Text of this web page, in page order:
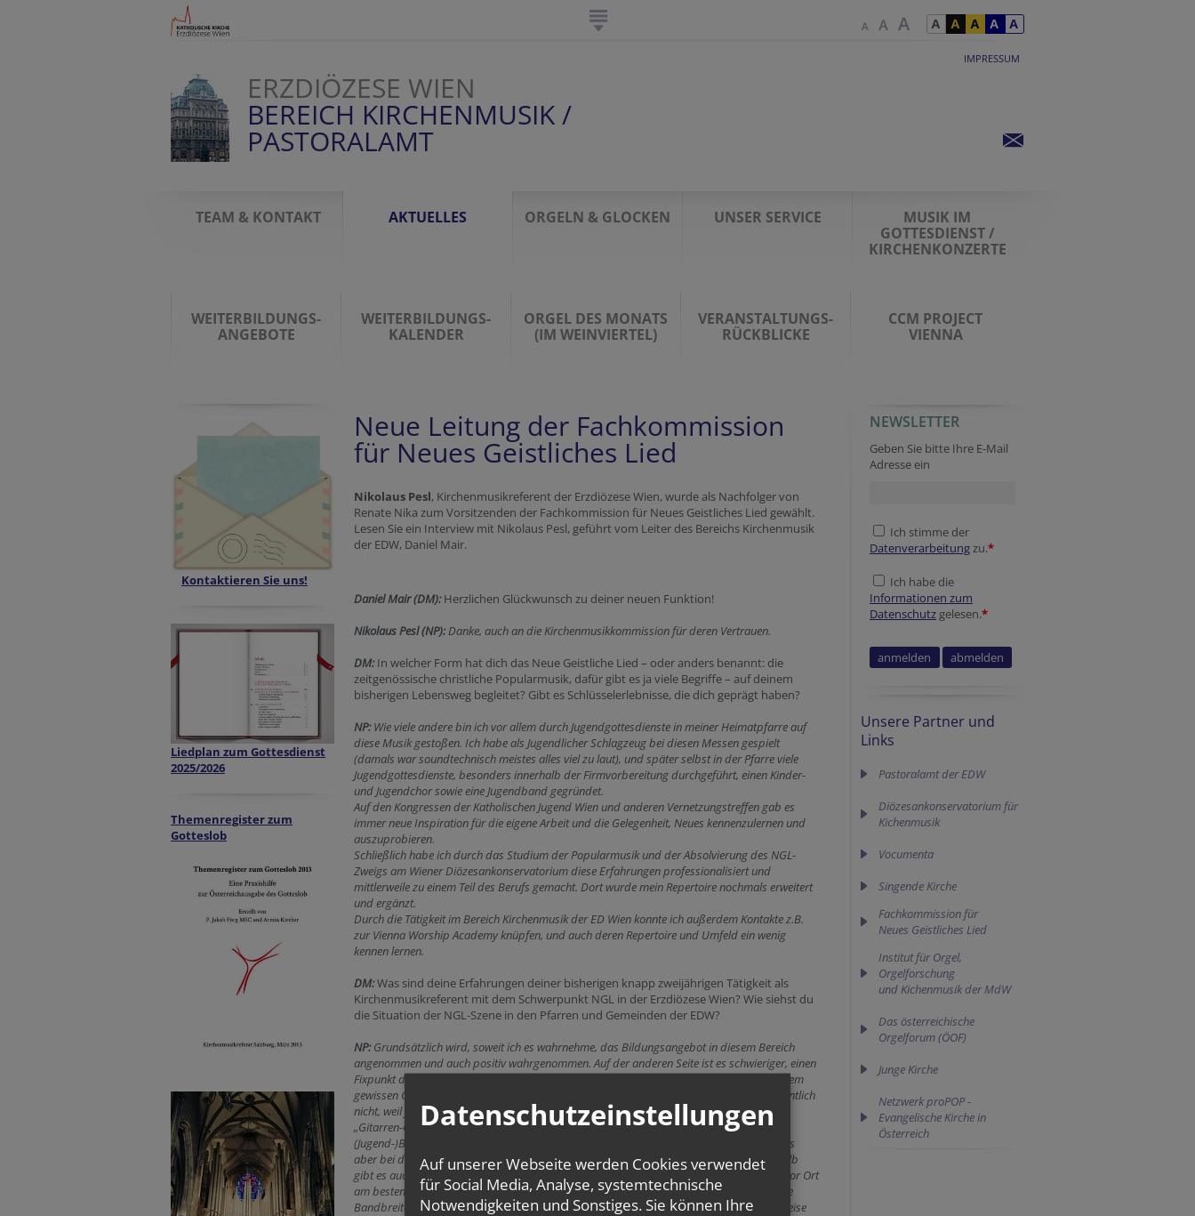
IMPRESSUM
ERZDIÖZESE WIEN
BEREICH KIRCHENMUSIK /
PASTORALAMT
TEAM & KONTAKT AKTUELLES ORGELN & GLOCKEN UNSER SERVICE
MUSIK IM
GOTTESDIENST /
KIRCHENKONZERTE
WEITERBILDUNGS-
ANGEBOTE
WEITERBILDUNGS-
KALENDER
ORGEL DES MONATS
(IM WEINVIERTEL)
VERANSTALTUNGS-
RÜCKBLICKE
CCM PROJECT
VIENNA
Kontaktieren Sie uns!
Liedplan zum Gottesdienst
2025/2026
Themenregister zum
Gotteslob
Neue Leitung der Fachkommission
für Neues Geistliches Lied
Nikolaus Pesl, Kirchenmusikreferent der Erzdiözese Wien, wurde als Nachfolger von
Renate Nika zum Vorsitzenden der Fachkommission für Neues Geistliches Lied gewählt.
Lesen Sie ein Interview mit Nikolaus Pesl, geführt vom Leiter des Bereichs Kirchenmusik
der EDW, Daniel Mair.
Daniel Mair (DM):Herzlichen Glückwunsch zu deiner neuen Funktion!
Nikolaus Pesl (NP):Danke, auch an die Kirchenmusikkommission für deren Vertrauen.
DM:In welcher Form hat dich das Neue Geistliche Lied – oder anders benannt: die
zeitgenössische christliche Popularmusik, dafür gibt es ja viele Begriffe – auf deinem
bisherigen Lebensweg begleitet? Gibt es Schlüsselerlebnisse, die dich geprägt haben?
NP:Wie viele andere bin ich vor allem durch Jugendgottesdienste in meiner Heimatpfarre auf
diese Musik gestoßen. Ich habe als Jugendlicher Schlagzeug bei diesen Messen gespielt
(damals war soundtechnisch meistes alles viel zu laut), und später selbst in der Pfarre viele
Jugendgottesdienste, besonders innerhalb der Firmvorbereitung durchgeführt, einen Kinder-
und Jugendchor sowie eine Jugendband gegründet.
Auf den Kongressen der Katholischen Jugend Wien und anderen Vernetzungstreffen gab es
immer neue Inspiration für die eigene Arbeit und die Gelegenheit, Neues kennenzulernen und
auszuprobieren.
Schließlich habe ich durch das Studium der Popularmusik und der Absolvierung des NGL-
Zweigs am Wiener Diözesankonservatorium diese Erfahrungen professionalisiert und
mittlerweile zu einem Teil des Berufs gemacht. Dort wurde mein Repertoire nochmals erweitert
und ergänzt.
Durch die Tätigkeit im Bereich Kirchenmusik der ED Wien konnte ich außerdem Kontakte z.B.
zur Vienna Worship Academy knüpfen, und auch deren Repertoire und Umfeld ein wenig
kennen lernen.
DM:Was sind deine Erfahrungen deiner bisherigen knapp zweijährigen Tätigkeit als
Kirchenmusikreferent mit dem Schwerpunkt NGL in der Erzdiözese Wien? Wie siehst du
die Situation der NGL-Szene in den Pfarren und Gemeinden der EDW?
NP:Grundsätzlich wird, soweit ich es wahrnehme, das Bildungsangebot in diesem Bereich
angenommen und auch positiv wahrgenommen. Auf der anderen Seite ist es schwieriger, einen
Fixpunkt dieses Stilbereichs zu finden wie zum Beispiel einen Kantorenkurs, der bis zu einem
gewissen Grad ein standardisiertes Format ist. So etwas gibt es für den NGL-Bereich eigentlich
nicht, weil jede Band und jedes NGL-Ensemble sehr individuell ist. Manche haben eine
„Gitarren-Gruppe“, andere singen NGL im Kirchenchor und in vielen Pfarren gibt es eine
(Jugend-)Band. Vom Standpunkt einer Servicestelle für Kirchenmusiker*innen haben wir es
aber bei diesen genannten Gruppen mit ganz verschiedenen Arbeitsweisen zu tun. Deshalb
gibt es auch ein hohes Maß an Selbstständigkeit innerhalb dieser Formationen, da man vor Ort
am besten mit den vorhandenen Ressourcen etwas auf die Beine stellen kann. Da kann die
Bandbreite auch sehr breit werden. In einer Firmgruppe meiner Heimatpfarre beispielsweise
NEWSLETTER
Geben Sie bitte Ihre E-Mail
Adresse ein
Ich stimme der
Datenverarbeitungzu.*
Ich habe die
Informationen zum
Datenschutz gelesen.*
Unsere Partner und
Links
Pastoralamt der EDW
Diözesankonservatorium für
Kichenmusik
Vocumenta
Singende Kirche
Fachkommission für
Neues Geistliches Lied
Institut für Orgel,
Orgelforschung
und Kichenmusik der MdW
Das österreichische
Orgelforum (ÖOF)
Junge Kirche
Netzwerk proPOP -
Evangelische Kirche in
Österreich
Datenschutzeinstellungen
Auf unserer Webseite werden Cookies verwendet
für Social Media, Analyse, systemtechnische
Notwendigkeiten und Sonstiges. Sie können Ihre